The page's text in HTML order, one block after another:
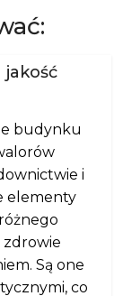
jakość
budynku
i
elementy
zdrowie
Są one
co